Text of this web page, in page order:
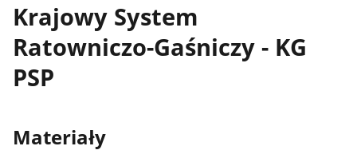
Krajowy System
Ratowniczo-Gaśniczy - KG
PSP
Materiały